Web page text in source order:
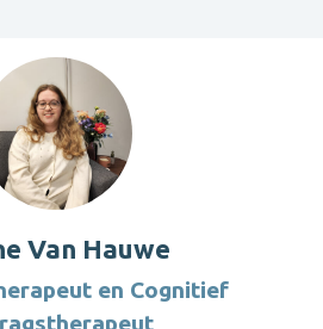
Van Hauwe
en Cognitief